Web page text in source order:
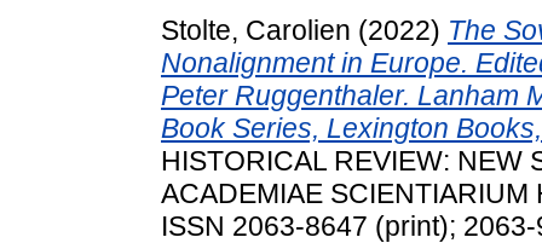
Stolte, Carolien (2022) The
Nonalignment in Europe.
Peter Ruggenthaler. Lanham
Book Series, Lexington
HISTORICAL REVIEW: NEW
ACADEMIAE
ISSN 2063-8647 (print);